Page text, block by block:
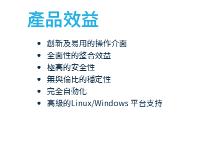
產品效益
創新及易用的操作介面
全面性的整合效益
極高的安全性
無與倫比的穩定性
完全自動化
高級的Linux/Windows 平台支持